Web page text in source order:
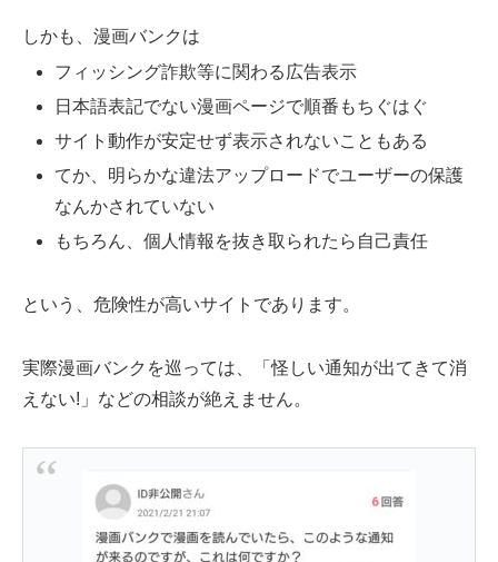
しかも、漫画バンクは
フィッシング詐欺等に関わる広告表示
日本語表記でない漫画ページで順番もちぐはぐ
サイト動作が安定せず表示されないこともある
てか、明らかな違法アップロードでユーザーの保護
なんかされていない
もちろん、個人情報を抜き取られたら自己責任
という、危険性が高いサイトであります。
実際漫画バンクを巡っては、「怪しい通知が出てきて消
えない!」などの相談が絶えません。